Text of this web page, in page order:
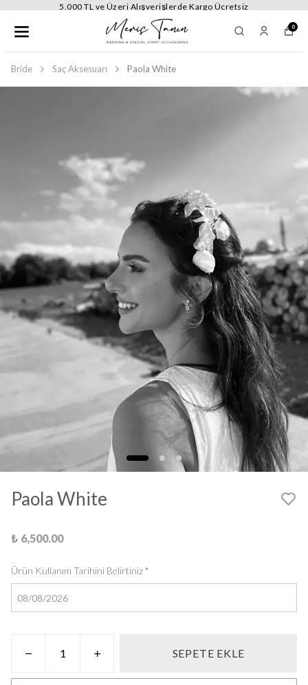
5.000 TL ve Üzeri Alışverişlerde Kargo Ücretsiz
0
Bride Saç Aksesuarı Paola White
Paola White
₺ 6,500.00
Ürün Kullanım Tarihini Belirtiniz*
SEPETE EKLE